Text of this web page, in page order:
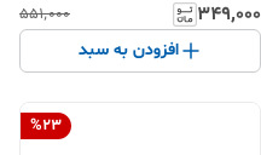
۳۴۹٬۰۰۰ ۵۵۱٬۰۰۰
افزودن به سبد
%23